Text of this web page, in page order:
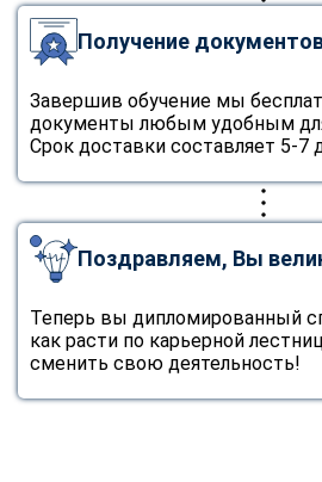
Получение
Завершив обучение мы
документы любым удобным
Срок доставки составляет 5-7
Поздравляем, Вы
Теперь вы дипломированный
как расти по карьерной
сменить свою деятельность!